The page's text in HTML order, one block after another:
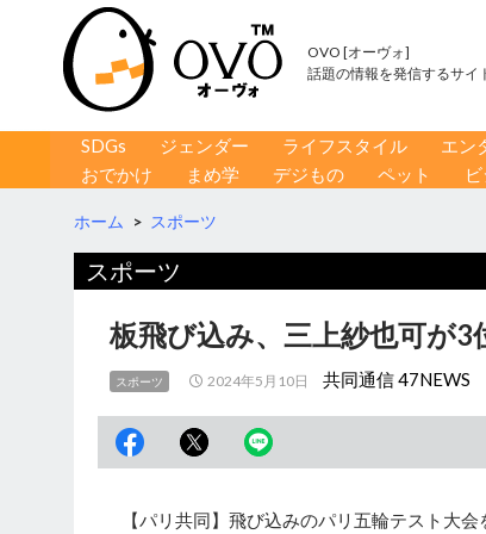
OVO [オーヴォ]
話題の情報を発信するサイ
コンテンツへ移動
SDGs ジェンダー ライフスタイル エン
おでかけ
まめ学 デジもの ペット
ホーム > スポーツ
スポーツ
板飛び込み、三上紗也可が
スポーツ 2024年5月10日 共同通信 47NEWS
【パリ共同】飛び込みのパリ五輪テスト大